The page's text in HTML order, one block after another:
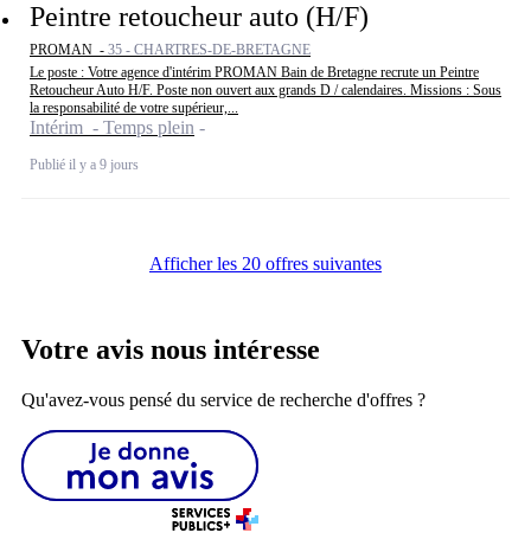
Peintre retoucheur auto (H/F)
PROMAN - 35 - CHARTRES-DE-BRETAGNE
Le poste : Votre agence d'intérim PROMAN Bain de Bretagne recrute un Peintre
Retoucheur Auto H/F. Poste non ouvert aux grands D / calendaires. Missions : Sous
la responsabilité de votre supérieur,...
Intérim - Temps plein
Publié il y a 9 jours
Afficher les 20 offres suivantes
Votre avis nous intéresse
Qu'avez-vous pensé du service de recherche d'offres ?